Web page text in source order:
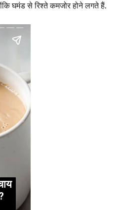
घमंड से रिश्ते कमजोर होने लगते हैं.